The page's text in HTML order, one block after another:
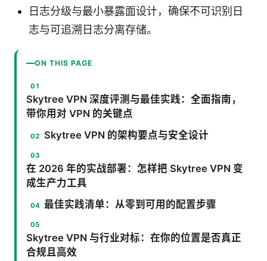
日志分级与最小暴露面设计，确保不可识别日
志与可追溯日志分离存储。
ON THIS PAGE
Skytree VPN 深度评测与最佳实践：全面指南，
带你用对 VPN 的关键点
Skytree VPN 的架构要点与安全设计
在 2026 年的实战部署：怎样把 Skytree VPN 变
成生产力工具
最佳实践清单：从零到可用的配置步骤
Skytree VPN 与行业对标：在你的位置是否真正
合规且高效